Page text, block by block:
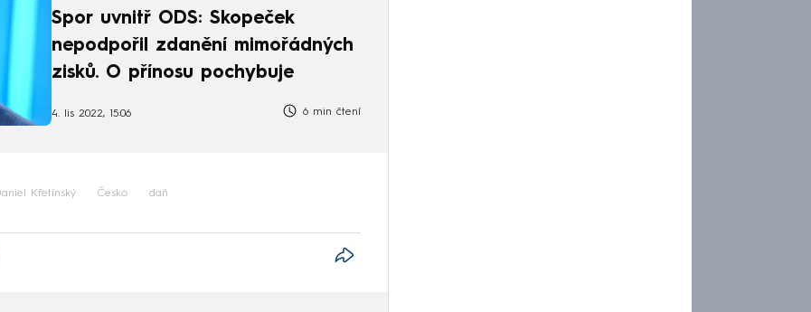
Spor uvnitř ODS: Skopeček
nepodpořil zdanění mimořádných
zisků. O přínosu pochybuje
4. lis 2022, 15:06 6 min čtení
Křetínský Česko daň